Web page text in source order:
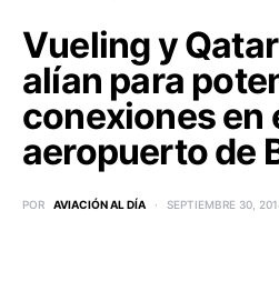
Vueling y
alían para
conexiones en
aeropuerto de
POR AVIACIÓN AL DÍA SEPTIEMBRE 30,